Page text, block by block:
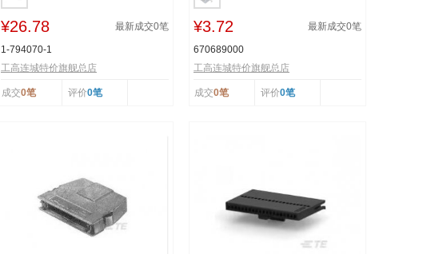
¥26.78 最新成交0笔
1-794070-1
工高连城特价旗舰总店
成交0笔 评价0笔
¥3.72 最新成交0笔
670689000
工高连城特价旗舰总店
成交0笔 评价0笔